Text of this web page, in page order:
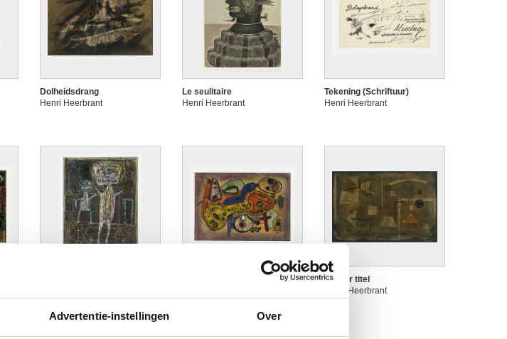
Advertentie-instellingen Over
Dolheidsdrang
Henri Heerbrant
Le seulitaire
Henri Heerbrant
Tekening (Schriftuur)
Henri Heerbrant
Zonder titel
Henri Heerbrant